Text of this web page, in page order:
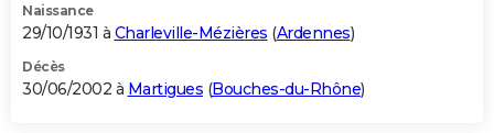
Naissance
29/10/1931 à Charleville-Mézières (Ardennes)
Décès
30/06/2002 à Martigues (Bouches-du-Rhône)